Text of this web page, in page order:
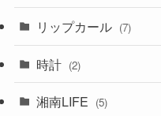
リップカール (7)
時計 (2)
湘南LIFE (5)